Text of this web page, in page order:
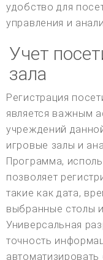
удобство для
управления и
Учет
зала
Регистрация
является важным
учреждений
игровые залы и
Программа,
позволяет
такие как дата,
выбранные столы
Универсальная
точность